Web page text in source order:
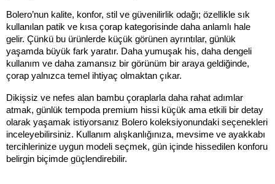
Bolero’nun kalite, konfor, stil ve güvenilirlik odağı; özellikle sık
kullanılan patik ve kısa çorap kategorisinde daha anlamlı hale
gelir. Çünkü bu ürünlerde küçük görünen ayrıntılar, günlük
yaşamda büyük fark yaratır. Daha yumuşak his, daha dengeli
kullanım ve daha zamansız bir görünüm bir araya geldiğinde,
çorap yalnızca temel ihtiyaç olmaktan çıkar.
Dikişsiz ve nefes alan bambu çoraplarla daha rahat adımlar
atmak, günlük tempoda premium hissi küçük ama etkili bir detay
olarak yaşamak istiyorsanız Bolero koleksiyonundaki seçenekleri
inceleyebilirsiniz. Kullanım alışkanlığınıza, mevsime ve ayakkabı
tercihlerinize uygun modeli seçmek, gün içinde hissedilen konforu
belirgin biçimde güçlendirebilir.